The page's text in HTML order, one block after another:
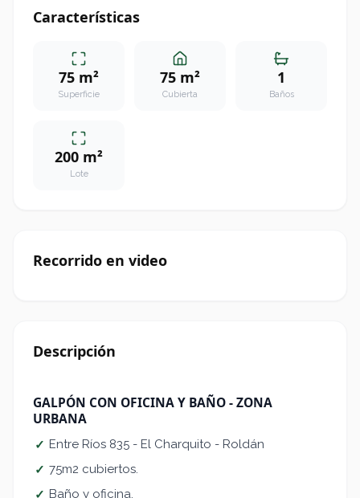
Características
75 m²
Superficie
75 m²
Cubierta
1
Baños
200 m²
Lote
Recorrido en video
Descripción
GALPÓN CON OFICINA Y BAÑO - ZONA
URBANA
✓ Entre Ríos 835 - El Charquito - Roldán
✓ 75m2 cubiertos.
✓ Baño y oficina.